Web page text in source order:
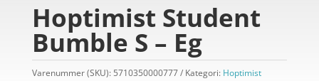
Hoptimist Student
Bumble S – Eg
Varenummer (SKU): 5710350000777 Kategori: Hoptimist